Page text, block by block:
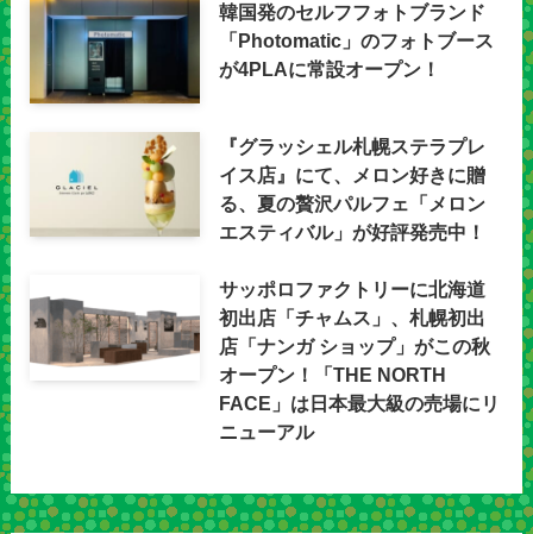
韓国発のセルフフォトブランド
「Photomatic」のフォトブース
が4PLAに常設オープン！
『グラッシェル札幌ステラプレ
イス店』にて、メロン好きに贈
る、夏の贅沢パルフェ「メロン
エスティバル」が好評発売中！
サッポロファクトリーに北海道
初出店「チャムス」、札幌初出
店「ナンガ ショップ」がこの秋
オープン！「THE NORTH
FACE」は日本最大級の売場にリ
ニューアル